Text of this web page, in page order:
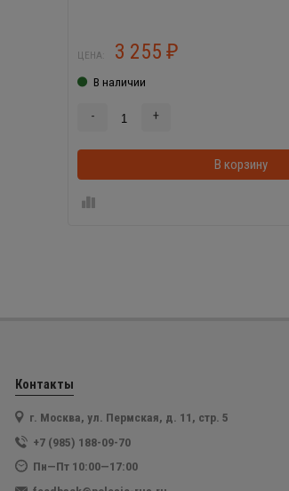
ЦЕНА: 3 255 ₽
В наличии
- +
В корзину
Контакты
г. Москва, ул. Пермская, д. 11, стр. 5
+7 (985) 188-09-70
Пн—Пт 10:00—17:00